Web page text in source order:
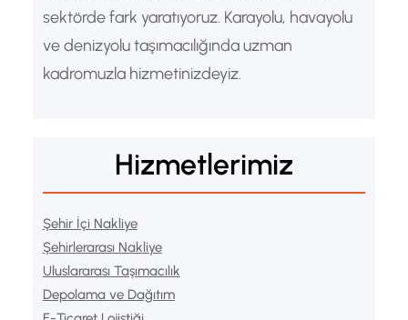
sektörde fark yaratıyoruz. Karayolu, havayolu
ve denizyolu taşımacılığında uzman
kadromuzla hizmetinizdeyiz.
Hizmetlerimiz
Şehir İçi Nakliye
Şehirlerarası Nakliye
Uluslararası Taşımacılık
Depolama ve Dağıtım